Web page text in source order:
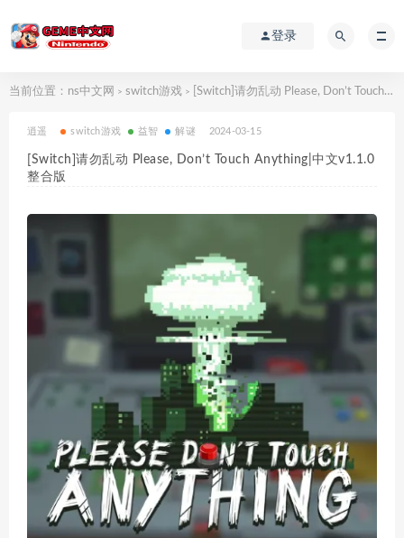
登录
当前位置： ns中文网 > switch游戏 > [Switch]请勿乱动 Please, Don’t Touch Anything|中文v1.1.0整合版
逍遥 switch游戏 益智 解谜 2024-03-15
[Switch]请勿乱动 Please, Don’t Touch Anything|中文v1.1.0
整合版